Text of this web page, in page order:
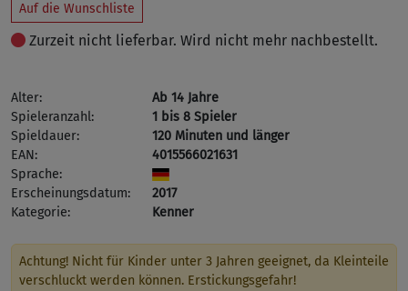
Auf die Wunschliste
Zurzeit nicht lieferbar. Wird nicht mehr nachbestellt.
Alter:
Ab 14 Jahre
Spieleranzahl:
1 bis 8 Spieler
Spieldauer:
120 Minuten und länger
EAN:
4015566021631
Sprache:
Erscheinungsdatum:
2017
Kategorie:
Kenner
Achtung! Nicht für Kinder unter 3 Jahren geeignet, da Kleinteile
verschluckt werden können. Erstickungsgefahr!